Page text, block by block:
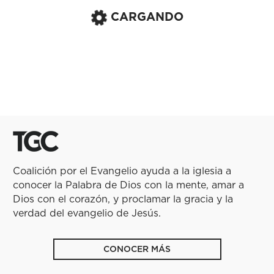
CARGANDO
Coalición por el Evangelio ayuda a la iglesia a
conocer la Palabra de Dios con la mente, amar a
Dios con el corazón, y proclamar la gracia y la
verdad del evangelio de Jesús.
CONOCER MÁS